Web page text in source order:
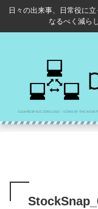
日々の出来事、日常役に
なるべく減ら